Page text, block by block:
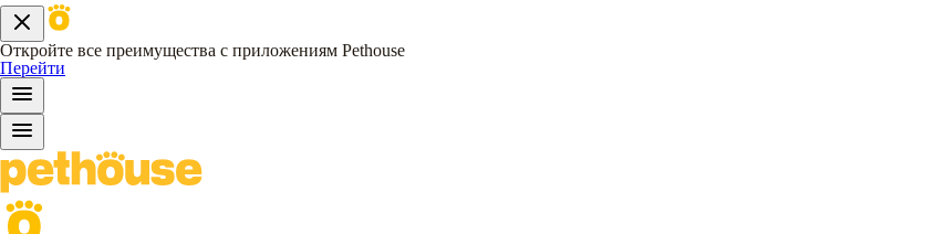
Откройте все преимущества с приложениям Pethouse
Перейти